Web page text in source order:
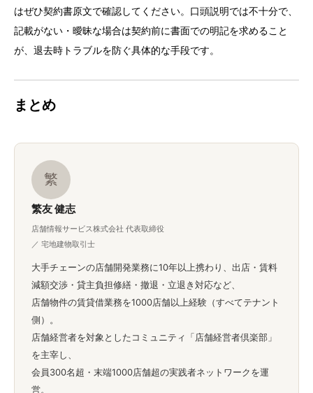
はぜひ契約書原文で確認してください。口頭説明では不十分で、
記載がない・曖昧な場合は契約前に書面での明記を求めること
が、退去時トラブルを防ぐ具体的な手段です。
まとめ
繁
繁友 健志
店舗情報サービス株式会社 代表取締役
／ 宅地建物取引士
大手チェーンの店舗開発業務に10年以上携わり、出店・賃料
減額交渉・貸主負担修繕・撤退・立退き対応など、
店舗物件の賃貸借業務を1000店舗以上経験（すべてテナント
側）。
店舗経営者を対象としたコミュニティ「店舗経営者倶楽部」
を主宰し、
会員300名超・末端1000店舗超の実践者ネットワークを運
営。